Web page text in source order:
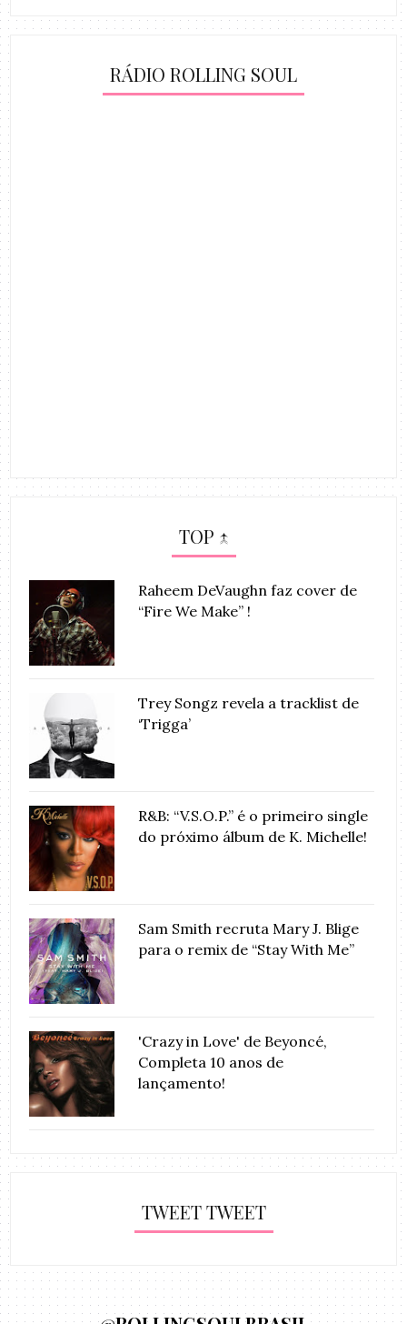
RÁDIO ROLLING SOUL
TOP ↑
Raheem DeVaughn faz cover de
“Fire We Make” !
Trey Songz revela a tracklist de
‘Trigga’
R&B: “V.S.O.P.” é o primeiro single
do próximo álbum de K. Michelle!
Sam Smith recruta Mary J. Blige
para o remix de “Stay With Me”
'Crazy in Love' de Beyoncé,
Completa 10 anos de
lançamento!
TWEET TWEET